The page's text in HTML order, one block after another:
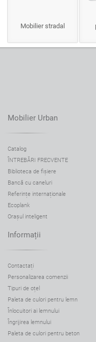
Mobilier stradal
Mobilier Urban
Catalog
ÎNTREBĂRI FRECVENTE
Biblioteca de fișiere
Bancă cu caneluri
Referințe internaționale
Ecoplank
Orașul inteligent
Informații
Contactați
Personalizarea comenzii
Tipuri de oțel
Paleta de culori pentru lemn
Înlocuitori ai lemnului
Îngrijirea lemnului
Paleta de culori pentru beton